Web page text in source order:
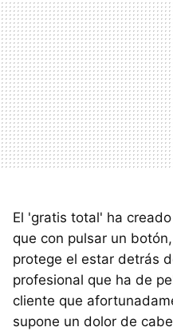
El 'gratis total' ha
que con pulsar un
protege el estar detrás
profesional que ha de
cliente que
supone un dolor de